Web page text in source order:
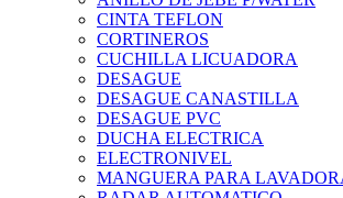
CINTA TEFLON
CORTINEROS
CUCHILLA LICUADORA
DESAGUE
DESAGUE CANASTILLA
DESAGUE PVC
DUCHA ELECTRICA
ELECTRONIVEL
MANGUERA PARA